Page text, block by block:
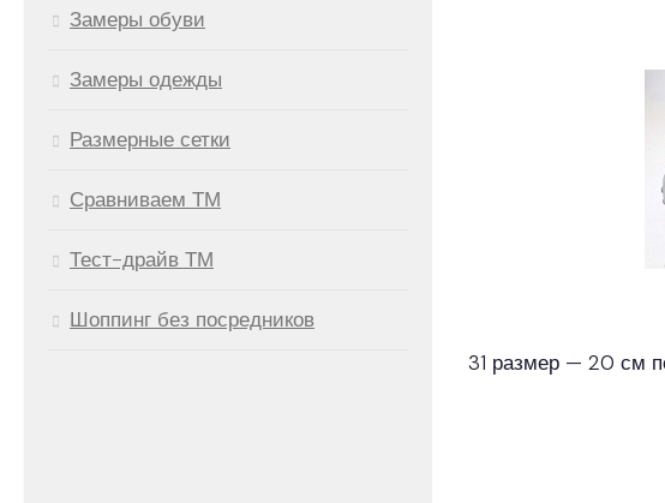
31 размер — 20 см
Замеры обуви
Замеры одежды
Размерные сетки
Сравниваем ТМ
Тест-драйв ТМ
Шоппинг без посредников